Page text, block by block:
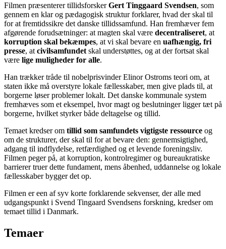
Filmen præsenterer tillidsforskerGert Tinggaard Svendsen, som
gennem en klar og pædagogisk struktur forklarer, hvad der skal til
for at fremtidssikre det danske tillidssamfund. Han fremhæver fem
afgørende forudsætninger: at magten skal være decentraliseret, at
korruption skal bekæmpes, at vi skal bevare en uafhængig, fri
presse, at civilsamfundet skal understøttes, og at der fortsat skal
være lige muligheder for alle.
Han trækker tråde til nobelprisvinder Elinor Ostroms teori om, at
staten ikke må overstyre lokale fællesskaber, men give plads til, at
borgerne løser problemer lokalt. Det danske kommunale system
fremhæves som et eksempel, hvor magt og beslutninger ligger tæt på
borgerne, hvilket styrker både deltagelse og tillid.
Temaet kredser om tillid som samfundets vigtigste ressource og
om de strukturer, der skal til for at bevare den: gennemsigtighed,
adgang til indflydelse, retfærdighed og et levende foreningsliv.
Filmen peger på, at korruption, kontrolregimer og bureaukratiske
barrierer truer dette fundament, mens åbenhed, uddannelse og lokale
fællesskaber bygger det op.
Filmen er een af syv korte forklarende sekvenser, der alle med
udgangspunkt i Svend Tingaard Svendsens forskning, kredser om
temaet tillid i Danmark.
Temaer